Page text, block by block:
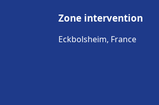
Zone intervention
Eckbolsheim, France